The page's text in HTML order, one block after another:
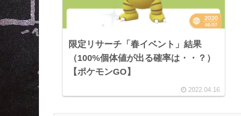
限定リサーチ「春イベント」結果
（100%個体値が出る確率は・・？）
【ポケモンGO】
2022.04.16